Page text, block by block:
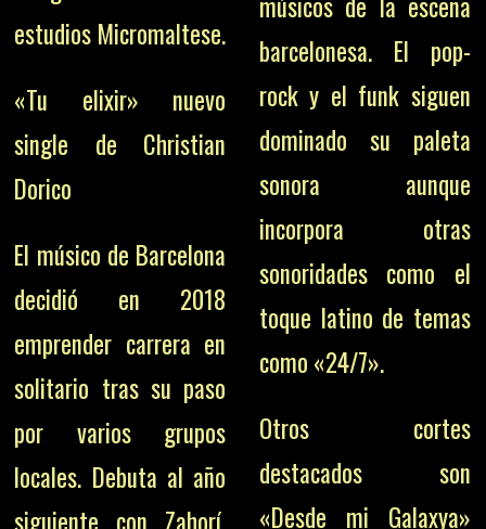
estudios Micromaltese.
«Tu elixir» nuevo
single de Christian
Dorico
El músico de Barcelona
decidió en 2018
emprender carrera en
solitario tras su paso
por varios grupos
locales. Debuta al año
siguiente con Zahorí,
barcelonesa. El pop-
rock y el funk siguen
dominado su paleta
sonora aunque
incorpora otras
sonoridades como el
toque latino de temas
como «24/7».
Otros cortes
destacados son
«Desde mi Galaxya»